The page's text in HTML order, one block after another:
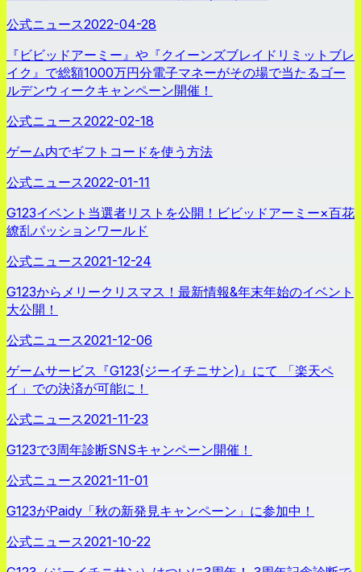
公式ニュース2022-04-28
『ビビッドアーミー』や『クイーンズブレイドリミットブレ
イク』で総額1000万円分電子マネーがその場で当たるゴー
ルデンウィークキャンペーン開催！
公式ニュース2022-02-18
ゲーム内でギフトコードを使う方法
公式ニュース2022-01-11
G123イベント当選者リストを公開！ビビッドアーミー×百花
繚乱パッションワールド
公式ニュース2021-12-24
G123からメリークリスマス！最新情報&年末年始のイベント
大公開！
公式ニュース2021-12-06
ゲームサービス『G123(ジーイチニサン)』にて 「楽天ペ
イ」での決済が可能に！
公式ニュース2021-11-23
G123で3周年診断SNSキャンペーン開催！
公式ニュース2021-11-01
G123がPaidy「秋の新発見キャンペーン」に参加中！
公式ニュース2021-10-22